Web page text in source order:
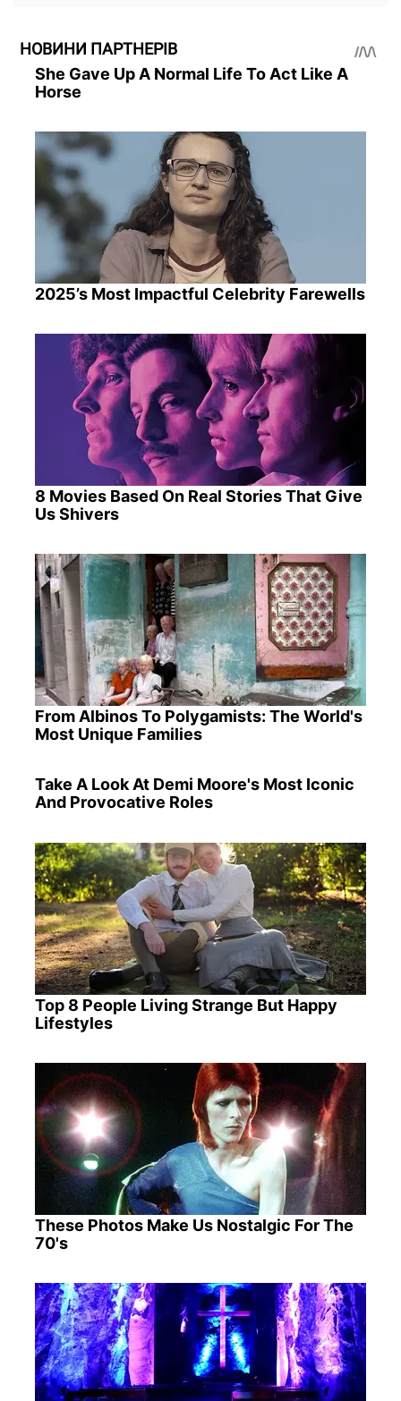
НОВИНИ ПАРТНЕРІВ
She Gave Up A Normal Life To Act Like A
Horse
2025’s Most Impactful Celebrity Farewells
8 Movies Based On Real Stories That Give
Us Shivers
From Albinos To Polygamists: The World's
Most Unique Families
Take A Look At Demi Moore's Most Iconic
And Provocative Roles
Top 8 People Living Strange But Happy
Lifestyles
These Photos Make Us Nostalgic For The
70's